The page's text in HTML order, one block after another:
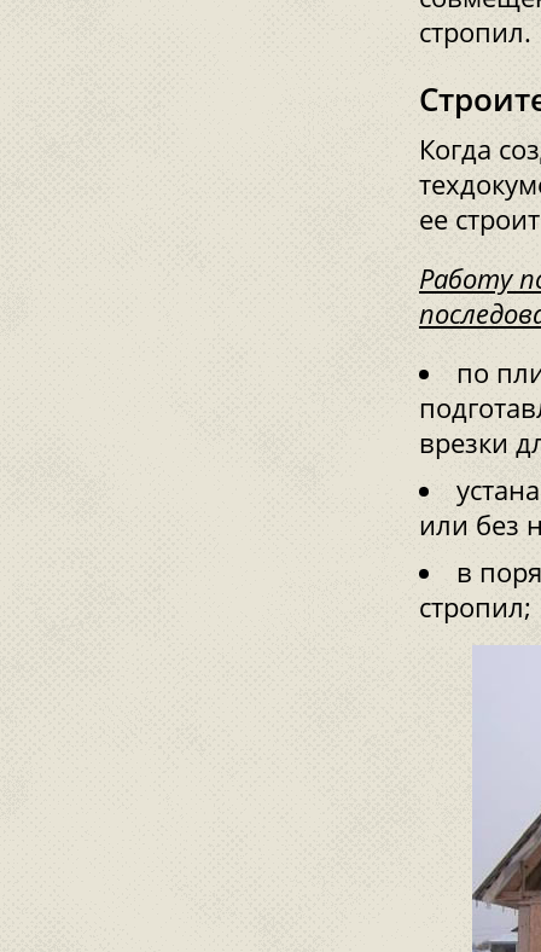
стропил.
Когда
ее
Работу
по
врезки
или без
в
стропил;